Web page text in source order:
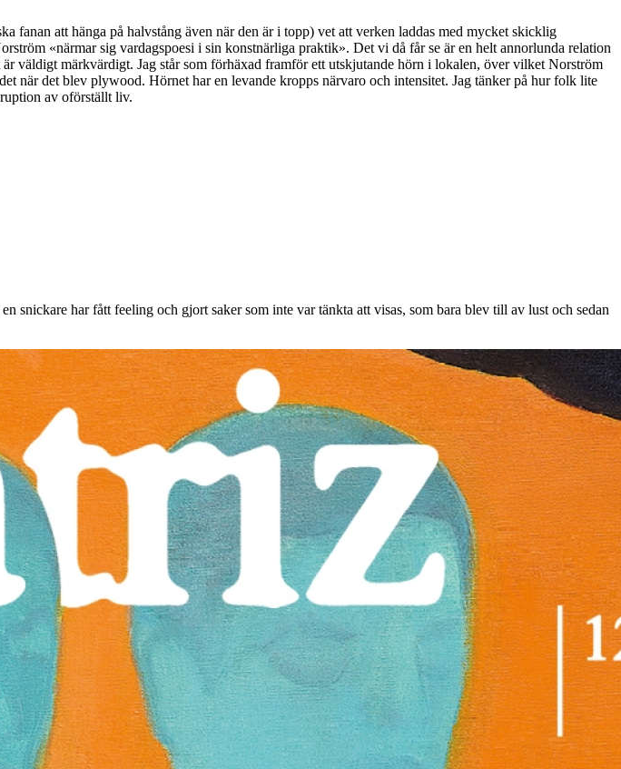
fanan att hänga på halvstång även när den är i topp) vet att verken laddas med mycket skicklig
«närmar sig vardagspoesi i sin konstnärliga praktik». Det vi då får se är en helt annorlunda relation
väldigt märkvärdigt. Jag står som förhäxad framför ett utskjutande hörn i lokalen, över vilket Norström
när det blev plywood. Hörnet har en levande kropps närvaro och intensitet. Jag tänker på hur folk lite
av oförställt liv.
snickare har fått feeling och gjort saker som inte var tänkta att visas, som bara blev till av lust och sedan